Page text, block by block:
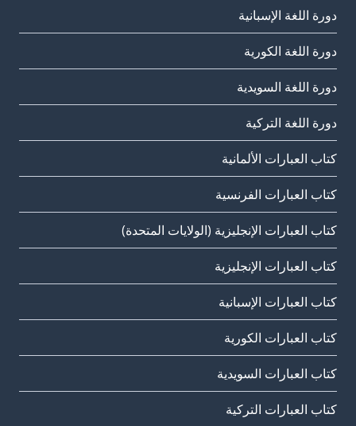
دورة اللغة الإسبانية
دورة اللغة الكورية
دورة اللغة السويدية
دورة اللغة التركية
كتاب العبارات الألمانية
كتاب العبارات الفرنسية
كتاب العبارات الإنجليزية (الولايات المتحدة)
كتاب العبارات الإنجليزية
كتاب العبارات الإسبانية
كتاب العبارات الكورية
كتاب العبارات السويدية
كتاب العبارات التركية